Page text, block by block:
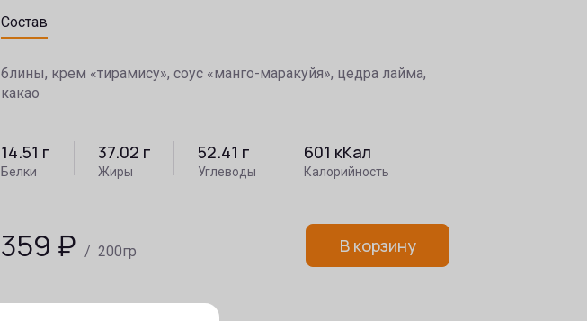
Состав
блины, крем «тирамису», соус «манго-маракуйя», цедра лайма,
какао
14.51 г
Белки
37.02 г
Жиры
52.41 г
Углеводы
601 кКал
Калорийность
359 ₽ / 200гр В корзину